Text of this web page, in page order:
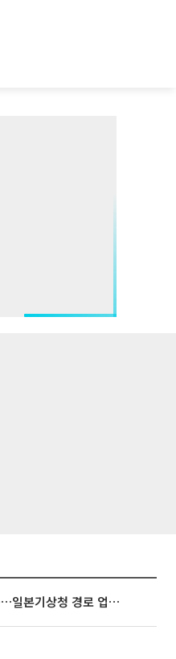
태풍 '돌핀' 오키나와 접근…일본기상청 경로 업데이트